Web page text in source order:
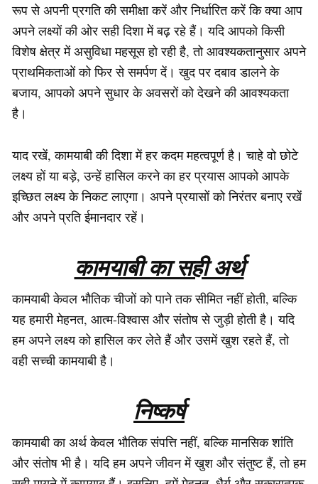
रूप से अपनी प्रगति की समीक्षा करें और निर्धारित करें कि क्या आप
अपने लक्ष्यों की ओर सही दिशा में बढ़ रहे हैं। यदि आपको किसी
विशेष क्षेत्र में असुविधा महसूस हो रही है, तो आवश्यकतानुसार अपने
प्राथमिकताओं को फिर से समर्पण दें। खुद पर दबाव डालने के
बजाय, आपको अपने सुधार के अवसरों को देखने की आवश्यकता
है।
याद रखें, कामयाबी की दिशा में हर कदम महत्वपूर्ण है। चाहे वो छोटे
लक्ष्य हों या बड़े, उन्हें हासिल करने का हर प्रयास आपको आपके
इच्छित लक्ष्य के निकट लाएगा। अपने प्रयासों को निरंतर बनाए रखें
और अपने प्रति ईमानदार रहें।
कामयाबी का सही अर्थ
कामयाबी केवल भौतिक चीजों को पाने तक सीमित नहीं होती, बल्कि
यह हमारी मेहनत, आत्म-विश्वास और संतोष से जुड़ी होती है। यदि
हम अपने लक्ष्य को हासिल कर लेते हैं और उसमें खुश रहते हैं, तो
वही सच्ची कामयाबी है।
निष्कर्ष
कामयाबी का अर्थ केवल भौतिक संपत्ति नहीं, बल्कि मानसिक शांति
और संतोष भी है। यदि हम अपने जीवन में खुश और संतुष्ट हैं, तो हम